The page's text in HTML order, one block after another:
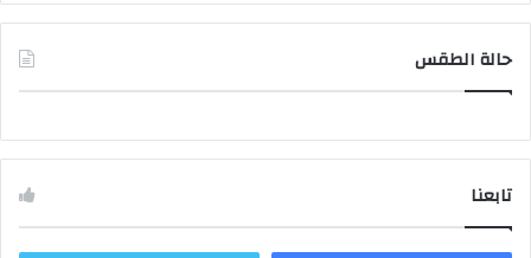
حالة الطقس
تابعنا